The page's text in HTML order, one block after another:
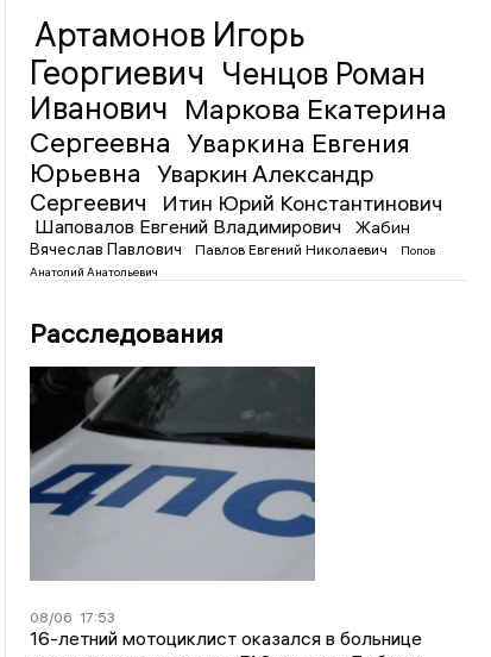
Артамонов Игорь
Георгиевич Ченцов Роман
Иванович Маркова Екатерина
Сергеевна Уваркина Евгения
Юрьевна
Уваркин Александр
Сергеевич
Итин Юрий Константинович
Шаповалов Евгений Владимирович
Жабин
Вячеслав Павлович
Павлов Евгений Николаевич
Попов
Анатолий Анатольевич
Расследования
08/06 17:53
16-летний мотоциклист оказался в больнице